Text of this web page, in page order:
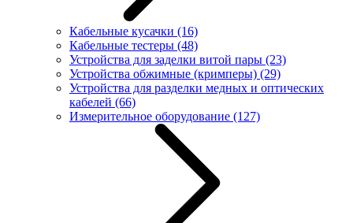
Кабельные кусачки (16)
Кабельные тестеры (48)
Устройства для заделки витой пары (23)
Устройства обжимные (кримперы) (29)
Устройства для разделки медных и оптических
кабелей (66)
Измерительное оборудование (127)